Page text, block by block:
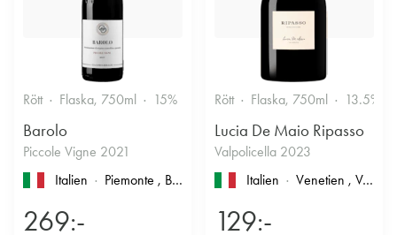
Rött Flaska, 750ml 15% Stramt & Nyanserat
Barolo
Piccole Vigne 2021
Italien
Piemonte , Barolo
269:-
Rött Flaska, 750ml 13.5%
Lucia De Maio Ripasso
Valpolicella 2023
Italien
Venetien , Valpolicella
129:-